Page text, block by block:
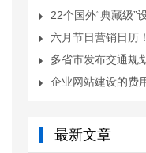
六月节日营销日历
企业网站建设的费
最新文章